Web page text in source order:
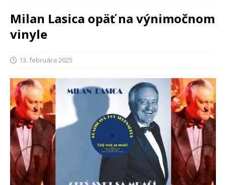
Milan Lasica opäť na výnimočnom
vinyle
13. februára 2025